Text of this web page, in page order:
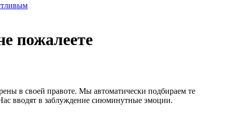
пожалеете
в своей правоте. Мы автоматически подбираем те
вводят в заблуждение сиюминутные эмоции.